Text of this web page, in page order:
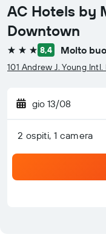
AC Hotels by
Downtown
3 stelle 8,4 Molto
101 Andrew J. Young
gio 13/08
2 ospiti, 1 camera